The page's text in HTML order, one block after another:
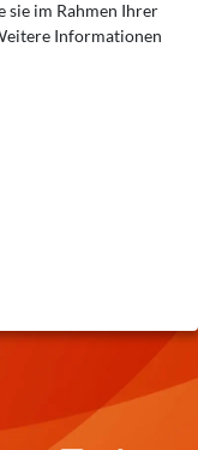
SIE
0
sie im Rahmen Ihrer
Informationen